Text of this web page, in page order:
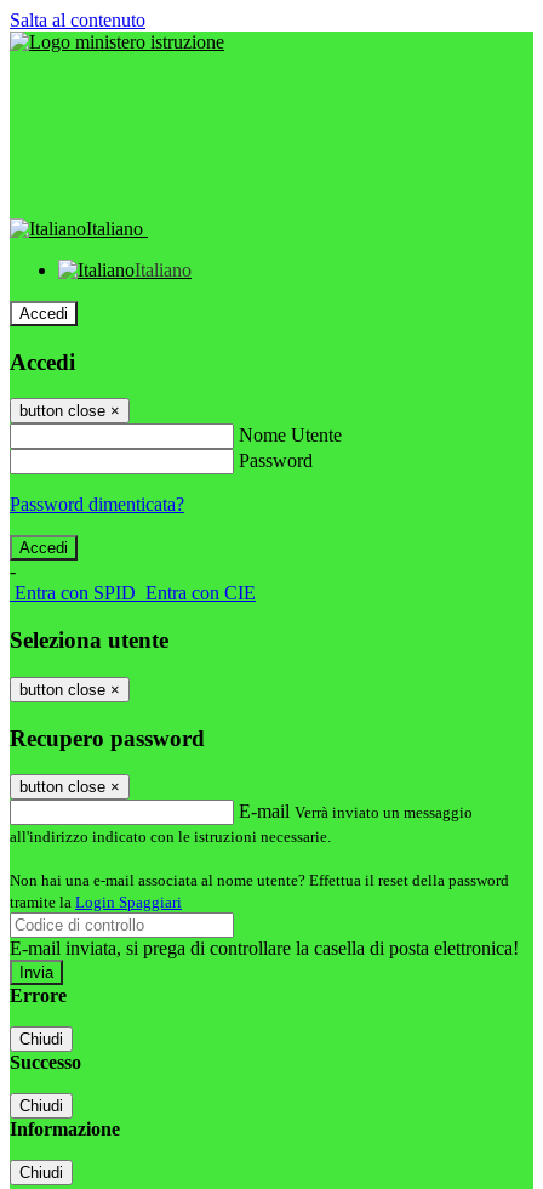
Salta al contenuto
Italiano
Italiano
Accedi
Accedi
button close ×
Nome Utente
Password
Password dimenticata?
-
Entra con SPID Entra con CIE
Seleziona utente
button close ×
Recupero password
button close ×
E-mail Verrà inviato un messaggio
all'indirizzo indicato con le istruzioni necessarie.
Non hai una e-mail associata al nome utente? Effettua il reset della password
tramite la Login Spaggiari
E-mail inviata, si prega di controllare la casella di posta elettronica!
Errore
Chiudi
Successo
Chiudi
Informazione
Chiudi